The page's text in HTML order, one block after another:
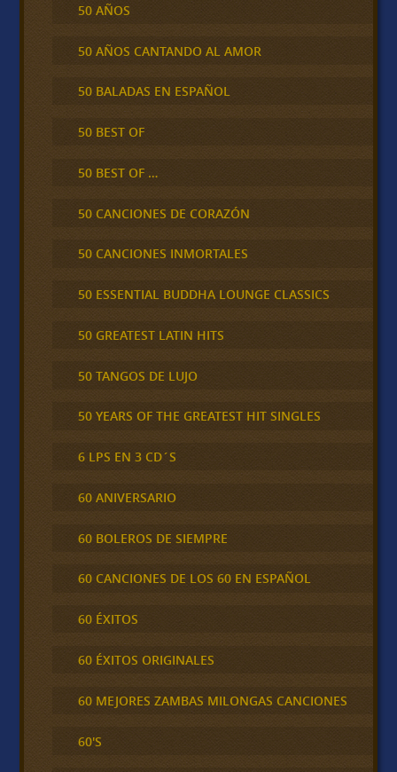
50 AÑOS
50 AÑOS CANTANDO AL AMOR
50 BALADAS EN ESPAÑOL
50 BEST OF
50 BEST OF …
50 CANCIONES DE CORAZÓN
50 CANCIONES INMORTALES
50 ESSENTIAL BUDDHA LOUNGE CLASSICS
50 GREATEST LATIN HITS
50 TANGOS DE LUJO
50 YEARS OF THE GREATEST HIT SINGLES
6 LPS EN 3 CD´S
60 ANIVERSARIO
60 BOLEROS DE SIEMPRE
60 CANCIONES DE LOS 60 EN ESPAÑOL
60 ÉXITOS
60 ÉXITOS ORIGINALES
60 MEJORES ZAMBAS MILONGAS CANCIONES
60'S